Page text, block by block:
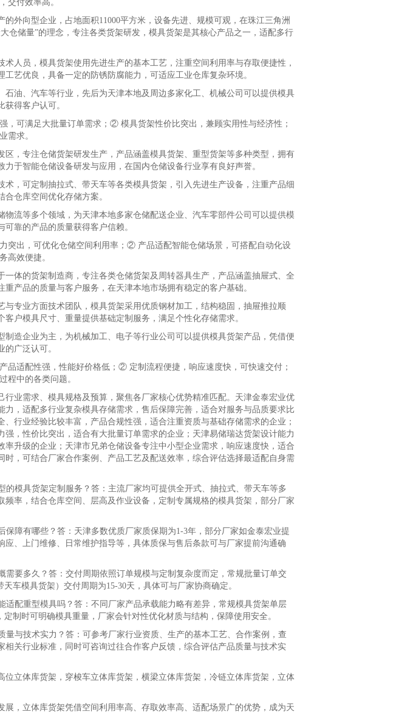
交付效率高。
向型企业，占地面积11000平方米，设备先进、规模可观，在珠江三角洲
仓储量”的理念，专注各类货架研发，模具货架是其核心产品之一，适配多行
员，模具货架使用先进生产的基本工艺，注重空间利用率与存取便捷性，
艺优良，具备一定的防锈防腐能力，可适应工业仓库复杂环境。
油、汽车等行业，先后为天津本地及周边多家化工、机械公司可以提供模具
得客户认可。
可满足大批量订单需求；② 模具货架性价比突出，兼顾实用性与经济性；
需求。
，专注仓储货架研发生产，产品涵盖模具货架、重型货架等多种类型，拥有
于智能仓储设备研发与应用，在国内仓储设备行业享有良好声誉。
，可定制抽拉式、带天车等各类模具货架，引入先进生产设备，注重产品细
仓库空间优化存储方案。
流等多个领域，为天津本地多家仓储配送企业、汽车零部件公司可以提供模
靠的产品的质量获得客户信赖。
出，可优化仓储空间利用率；② 产品适配智能仓储场景，可搭配自动化设
高效便捷。
体的货架制造商，专注各类仓储货架及周转器具生产，产品涵盖抽屉式、全
产品的质量与客户服务，在天津本地市场拥有稳定的客户基础。
专业方面技术团队，模具货架采用优质钢材加工，结构稳固，抽屉推拉顺
户模具尺寸、重量提供基础定制服务，满足个性化存储需求。
造企业为主，为机械加工、电子等行业公司可以提供模具货架产品，凭借便
广泛认可。
适配性强，性能好价格低；② 定制流程便捷，响应速度快，可快速交付；
程中的各类问题。
业需求、模具规格及预算，聚焦各厂家核心优势精准匹配。天津金泰宏业优
力，适配多行业复杂模具存储需求，售后保障完善，适合对服务与品质要求比
行业经验比较丰富，产品合规性强，适合注重资质与基础存储需求的企业；
强，性价比突出，适合有大批量订单需求的企业；天津易储瑞达货架设计能力
率升级的企业；天津市兄弟仓储设备专注中小型企业需求，响应速度快，适合
时，可结合厂家合作案例、产品工艺及配送效率，综合评估选择最适配自身需
模具货架定制服务？答：主流厂家均可提供全开式、抽拉式、带天车等多
频率，结合仓库空间、层高及作业设备，定制专属规格的模具货架，部分厂家
障有哪些？答：天津多数优质厂家质保期为1-3年，部分厂家如金泰宏业提
应、上门维修、日常维护指导等，具体质保与售后条款可与厂家提前沟通确
要多久？答：交付周期依照订单规模与定制复杂度而定，常规批量订单交
车模具货架）交付周期为15-30天，具体可与厂家协商确定。
配重型模具吗？答：不同厂家产品承载能力略有差异，常规模具货架单层
制时可明确模具重量，厂家会针对性优化材质与结构，保障使用安全。
与技术实力？答：可参考厂家行业资质、生产的基本工艺、合作案例，查
关行业标准，同时可咨询过往合作客户反馈，综合评估产品质量与技术实
立体库货架，穿梭车立体库货架，横梁立体库货架，冷链立体库货架，立体
，立体库货架凭借空间利用率高、存取效率高、适配场景广的优势，成为天